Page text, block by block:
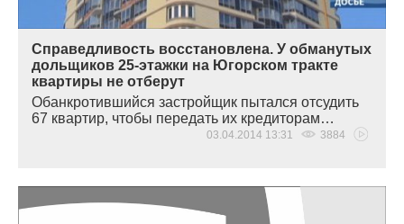
Справедливость восстановлена. У обманутых
дольщиков 25-этажки на Югорском тракте
квартиры не отберут
Обанкротившийся застройщик пытался отсудить
67 квартир, чтобы передать их кредиторам…
03.04.2014 13:31 3884